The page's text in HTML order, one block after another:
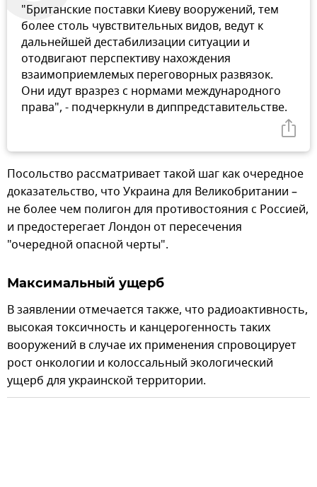
"Британские поставки Киеву вооружений, тем
более столь чувствительных видов, ведут к
дальнейшей дестабилизации ситуации и
отодвигают перспективу нахождения
взаимоприемлемых переговорных развязок.
Они идут вразрез с нормами международного
права", - подчеркнули в диппредставительстве.
Посольство рассматривает такой шаг как очередное
доказательство, что Украина для Великобритании –
не более чем полигон для противостояния с Россией,
и предостерегает Лондон от пересечения
"очередной опасной черты".
Максимальный ущерб
В заявлении отмечается также, что радиоактивность,
высокая токсичность и канцерогенность таких
вооружений в случае их применения спровоцирует
рост онкологии и колоссальный экологический
ущерб для украинской территории.